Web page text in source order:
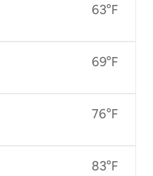
63°F
69°F
76°F
83°F